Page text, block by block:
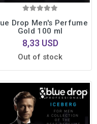
Drop Men's Perfume
Gold 100 ml
8,33 USD
Out of stock